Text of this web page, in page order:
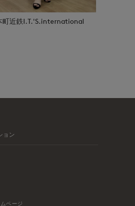
町近鉄I.T.'S.international
ョン
ページ